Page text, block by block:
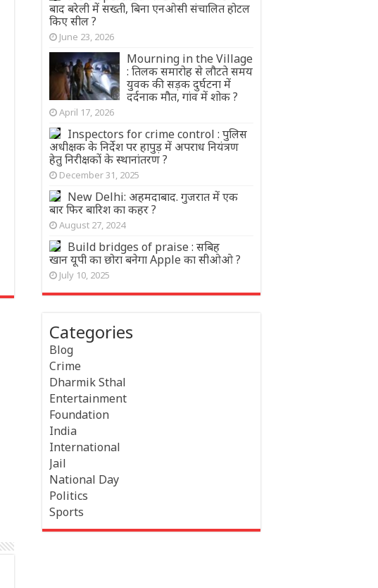
बाद बरेली में सख्ती, बिना एनओसी संचालित होटल
किए सील ?
June 23, 2026
Mourning in the Village
: तिलक समारोह से लौटते समय
युवक की सड़क दुर्घटना में
दर्दनाक मौत, गांव में शोक ?
April 17, 2026
Inspectors for crime control : पुलिस
अधीक्षक के निर्देश पर हापुड़ में अपराध नियंत्रण
हेतु निरीक्षकों के स्थानांतरण ?
December 31, 2025
New Delhi: अहमदाबाद. गुजरात में एक
बार फिर बारिश का कहर ?
August 27, 2024
Build bridges of praise : सबिह
खान यूपी का छोरा बनेगा Apple का सीओओ ?
July 10, 2025
Categories
Blog
Crime
Dharmik Sthal
Entertainment
Foundation
India
International
Jail
National Day
Politics
Sports